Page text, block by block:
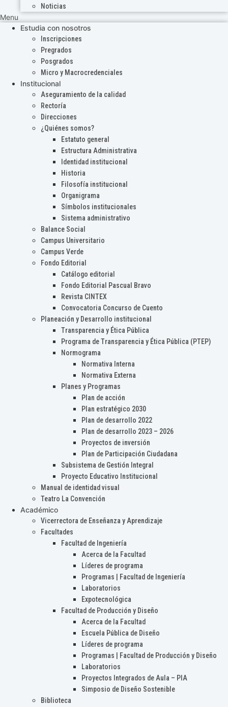
Noticias
Menu
Estudia con nosotros
Inscripciones
Pregrados
Posgrados
Micro y Macrocredenciales
Institucional
Aseguramiento de la calidad
Rectoría
Direcciones
¿Quiénes somos?
Estatuto general
Estructura Administrativa
Identidad institucional
Historia
Filosofía institucional
Organigrama
Símbolos institucionales
Sistema administrativo
Balance Social
Campus Universitario
Campus Verde
Fondo Editorial
Catálogo editorial
Fondo Editorial Pascual Bravo
Revista CINTEX
Convocatoria Concurso de Cuento
Planeación y Desarrollo institucional
Transparencia y Ética Pública
Programa de Transparencia y Ética Pública (PTEP)
Normograma
Normativa Interna
Normativa Externa
Planes y Programas
Plan de acción
Plan estratégico 2030
Plan de desarrollo 2022
Plan de desarrollo 2023 – 2026
Proyectos de inversión
Plan de Participación Ciudadana
Subsistema de Gestión Integral
Proyecto Educativo Institucional
Manual de identidad visual
Teatro La Convención
Académico
Vicerrectora de Enseñanza y Aprendizaje
Facultades
Facultad de Ingeniería
Acerca de la Facultad
Líderes de programa
Programas | Facultad de Ingeniería
Laboratorios
Expotecnológica
Facultad de Producción y Diseño
Acerca de la Facultad
Escuela Pública de Diseño
Líderes de programa
Programas | Facultad de Producción y Diseño
Laboratorios
Proyectos Integrados de Aula – PIA
Simposio de Diseño Sostenible
Biblioteca